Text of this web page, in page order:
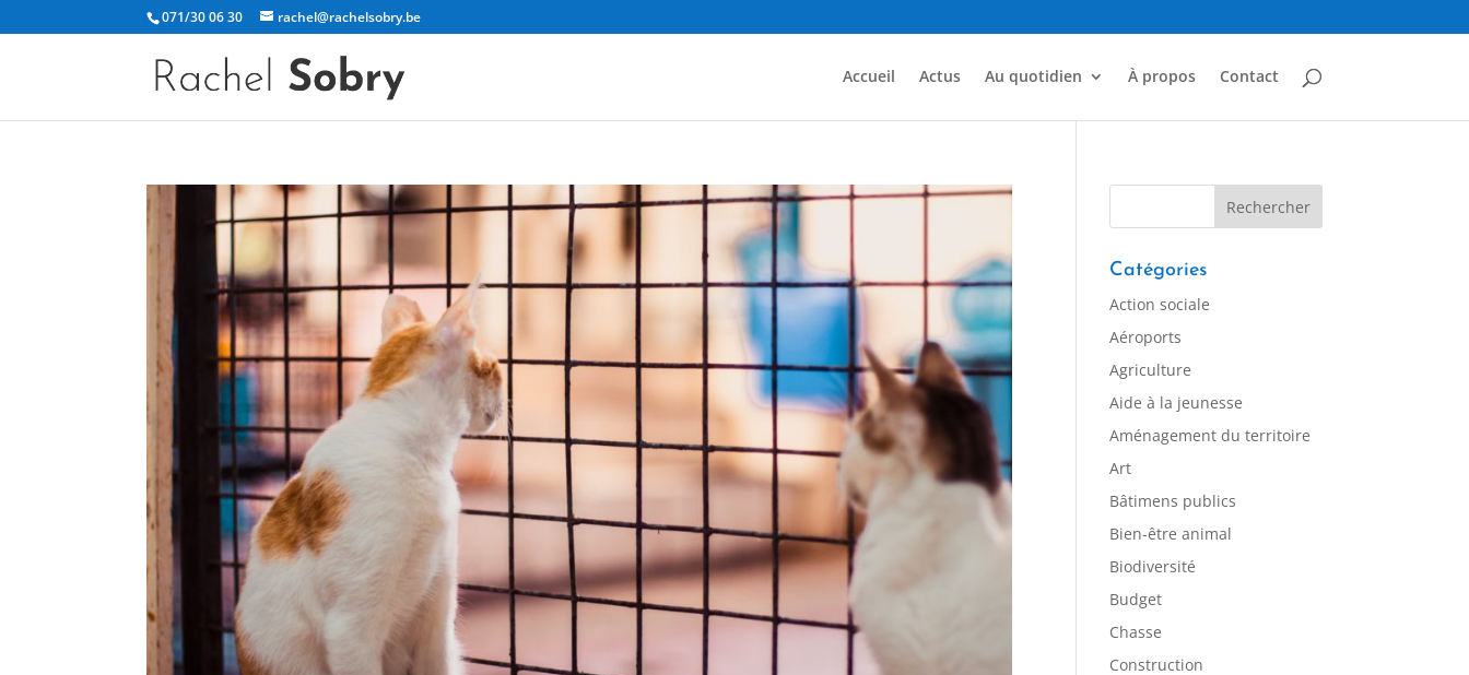
071/30 06 30 rachel@rachelsobry.be
Accueil Actus Au quotidien À propos Contact
Catégories
Action sociale
Aéroports
Agriculture
Aide à la jeunesse
Aménagement du territoire
Art
Bâtimens publics
Bien-être animal
Biodiversité
Budget
Chasse
Construction